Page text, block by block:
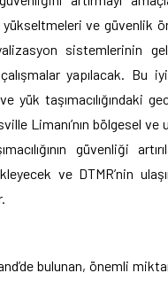
ve güvenlik
sistemlerinin
yapılacak. Bu
yük taşımacılığındaki
Limanı’nın bölgesel
güvenliği
ve DTMR’nin
bulunan, önemli